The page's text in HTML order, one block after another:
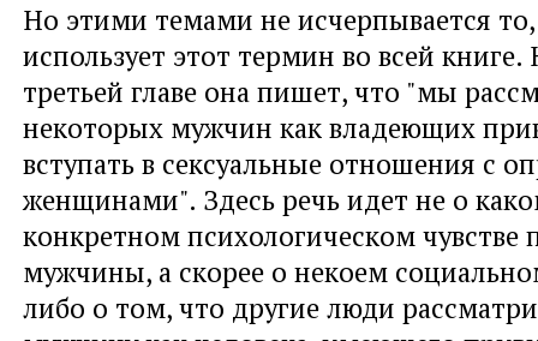
Но этими темами не исчерпывается то,
использует этот термин во всей
третьей главе она пишет, что "мы
некоторых мужчин как владеющих
вступать в сексуальные отношения с
женщинами". Здесь речь идет не о
конкретном психологическом чувстве
мужчины, а скорее о некоем
либо о том, что другие люди